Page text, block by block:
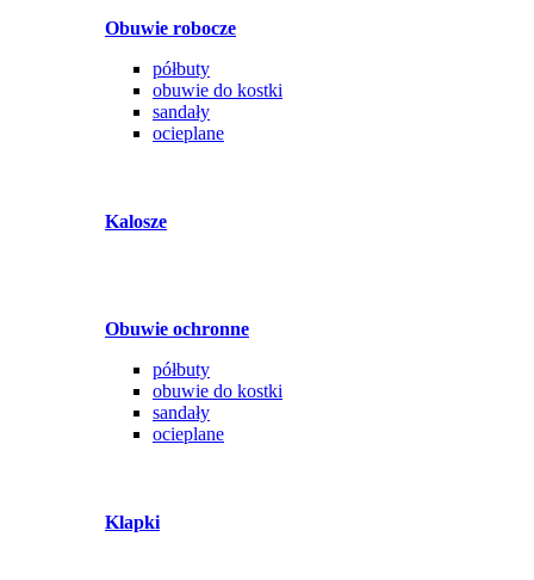
Obuwie robocze
półbuty
obuwie do kostki
sandały
ocieplane
Kalosze
Obuwie ochronne
półbuty
obuwie do kostki
sandały
ocieplane
Klapki